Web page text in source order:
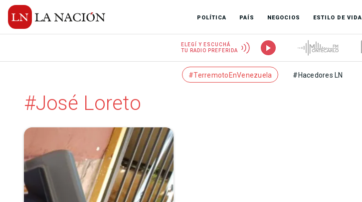
POLÍTICA PAÍS NEGOCIOS ESTILO DE VIDA
ELEGÍ Y ESCUCHÁ
TU RADIO PREFERIDA
#TerremotoEnVenezuela #Hacedores LN
#José Loreto